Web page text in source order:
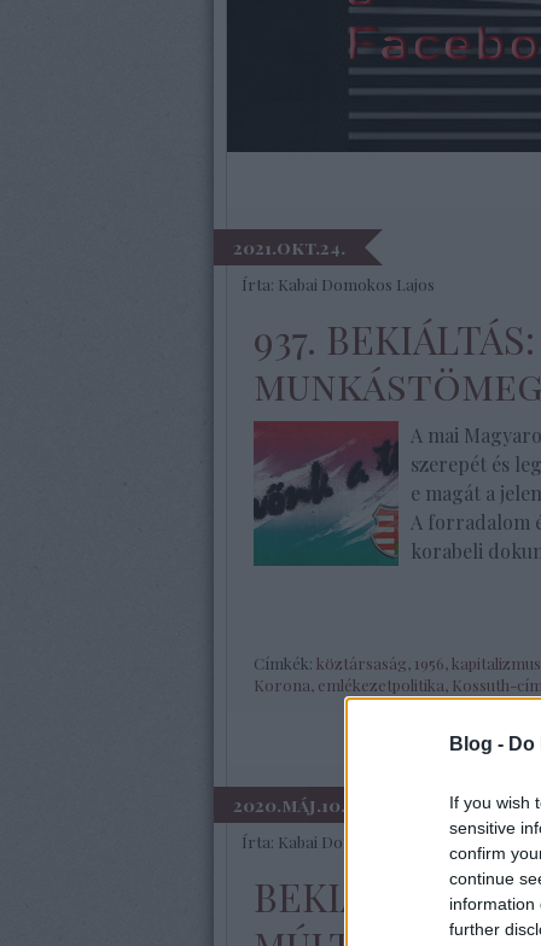
Blog -
If you wish
sensitive
confirm
continue
information
further
2021.okt.24.
Írta: Kabai Domokos Lajos
937.
A mai
szerepét és
e magát a
A forradalom
korabeli
Címkék: köztársaság 1956 kapitalizmus
Korona emlékezetpolitika Kossuth-
2020.máj.10.
Írta: Kabai Domokos Lajos
BEKIÁLTÁS: